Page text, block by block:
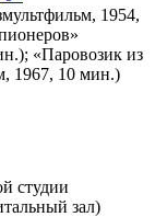
1954,
«Паровозик из
1967, 10 мин.)
студии
зал)